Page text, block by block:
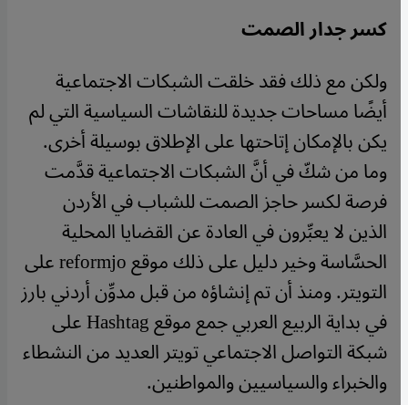
كسر جدار الصمت
​​ولكن مع ذلك فقد خلقت الشبكات الاجتماعية
أيضًا مساحات جديدة للنقاشات السياسية التي لم
يكن بالإمكان إتاحتها على الإطلاق بوسيلة أخرى.
وما من شكّ في أنَّ الشبكات الاجتماعية قدَّمت
فرصة لكسر حاجز الصمت للشباب في الأردن
الذين لا يعبِّرون في العادة عن القضايا المحلية
الحسَّاسة وخير دليل على ذلك موقع reformjo على
التويتر. ومنذ أن تم إنشاؤه من قبل مدوِّن أردني بارز
في بداية الربيع العربي جمع موقع Hashtag على
شبكة التواصل الاجتماعي تويتر العديد من النشطاء
والخبراء والسياسيين والمواطنين.